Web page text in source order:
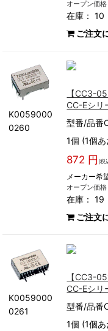
オープン価格
在庫： 10
ご注文
K0059000
0260
【CC3-
CC-Eシリ
型番/品番
1個 (1個
872 円 (税
メーカー希
オープン価格
在庫： 19
ご注文
K0059000
0261
【CC3-
CC-Eシリ
型番/品番
1個 (1個